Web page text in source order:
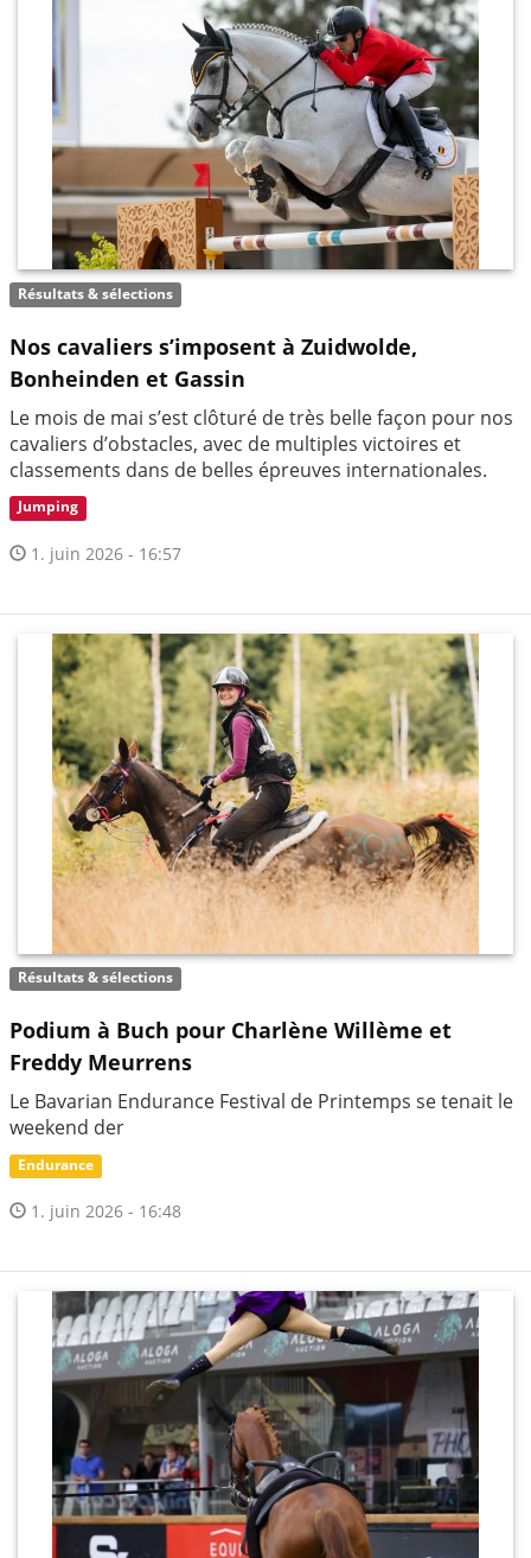
Résultats & sélections
Nos cavaliers s’imposent à Zuidwolde,
Bonheinden et Gassin
Le mois de mai s’est clôturé de très belle façon pour nos
cavaliers d’obstacles, avec de multiples victoires et
classements dans de belles épreuves internationales.
Jumping
1. juin 2026 - 16:57
Résultats & sélections
Podium à Buch pour Charlène Willème et
Freddy Meurrens
Le Bavarian Endurance Festival de Printemps se tenait le
weekend der
Endurance
1. juin 2026 - 16:48